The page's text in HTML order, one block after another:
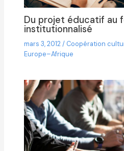
Du projet éducatif au
institutionnalisé
mars 3, 2012/ Coopération
Europe–Afrique